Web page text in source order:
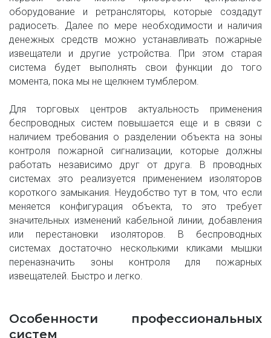
оборудование и ретрансляторы, которые создадут
радиосеть. Далее по мере необходимости и наличия
денежных средств можно устанавливать пожарные
извещатели и другие устройства. При этом старая
система будет выполнять свои функции до того
момента, пока мы не щелкнем тумблером.
Для торговых центров актуальность применения
беспроводных систем повышается еще и в связи с
наличием требования о разделении объекта на зоны
контроля пожарной сигнализации, которые должны
работать независимо друг от друга. В проводных
системах это реализуется применением изоляторов
короткого замыкания. Неудобство тут в том, что если
меняется конфигурация объекта, то это требует
значительных изменений кабельной линии, добавления
или перестановки изоляторов. В беспроводных
системах достаточно несколькими кликами мышки
переназначить зоны контроля для пожарных
извещателей. Быстро и легко.
Особенности профессиональных
систем